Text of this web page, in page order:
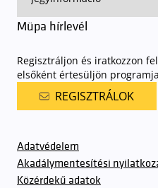
Müpa hírlevél
Regisztráljon és iratkozzon
elsőként értesüljön
REGISZTRÁLOK
Adatvédelem
Akadálymentesítési
Közérdekű adatok